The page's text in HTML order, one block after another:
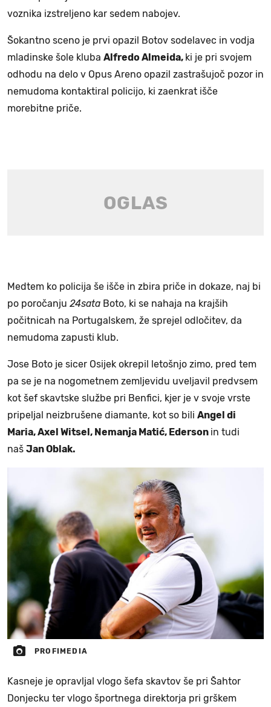
voznika izstreljeno kar sedem nabojev.
Šokantno sceno je prvi opazil Botov sodelavec in vodja
mladinske šole kluba Alfredo Almeida, ki je pri svojem
odhodu na delo v Opus Areno opazil zastrašujoč pozor in
nemudoma kontaktiral policijo, ki zaenkrat išče
morebitne priče.
Medtem ko policija še išče in zbira priče in dokaze, naj bi
po poročanju 24sata Boto, ki se nahaja na krajših
počitnicah na Portugalskem, že sprejel odločitev, da
nemudoma zapusti klub.
Jose Boto je sicer Osijek okrepil letošnjo zimo, pred tem
pa se je na nogometnem zemljevidu uveljavil predvsem
kot šef skavtske službe pri Benfici, kjer je v svoje vrste
pripeljal neizbrušene diamante, kot so bili Angel di
Maria, Axel Witsel, Nemanja Matić, Ederson in tudi
naš Jan Oblak.
PROFIMEDIA
Kasneje je opravljal vlogo šefa skavtov še pri Šahtor
Donjecku ter vlogo športnega direktorja pri grškem